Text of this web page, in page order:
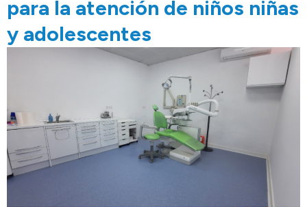
para la atención de niños niñas
y adolescentes